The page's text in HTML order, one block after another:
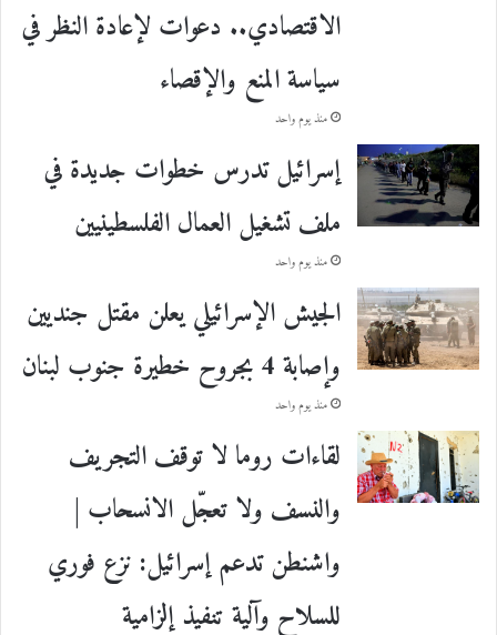
الاقتصادي.. دعوات لإعادة النظر في
سياسة المنع والإقصاء
منذ يوم واحد
إسرائيل تدرس خطوات جديدة في
ملف تشغيل العمال الفلسطينيين
منذ يوم واحد
الجيش الإسرائيلي يعلن مقتل جنديين
وإصابة 4 بجروح خطيرة جنوب لبنان
منذ يوم واحد
لقاءات روما لا توقف التجريف
والنسف ولا تعجّل الانسحاب |
واشنطن تدعم إسرائيل: نزع فوري
للسلاح وآلية تنفيذ إلزامية